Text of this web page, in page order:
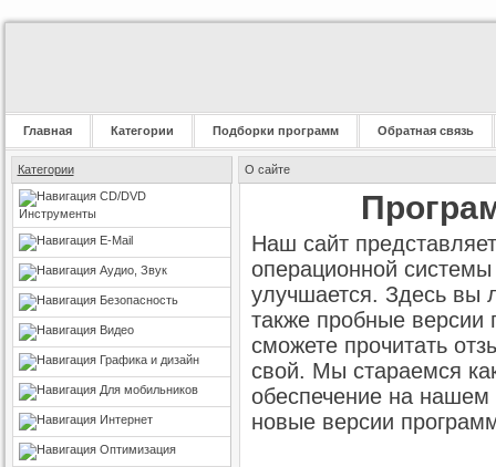
Главная Категории Подборки программ Обратная связь
Категории
CD/DVD
Инструменты
E-Mail
Аудио, Звук
Безопасность
Видео
Графика и дизайн
Для мобильников
Интернет
Оптимизация
О сайте
Наш сайт
операционной
улучшается. Здесь вы
также пробные версии
сможете прочитать
свой. Мы стараемся
обеспечение на нашем
новые версии